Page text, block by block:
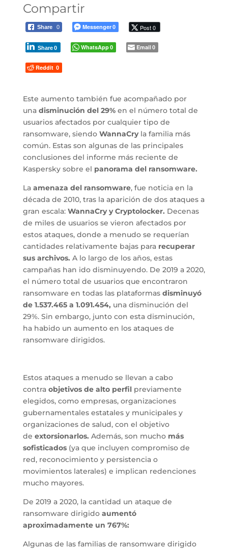
Compartir
Share 0 Messenger0 Post 0
Share0 WhatsApp0 Email0
Reddit 0
Este aumento también fue acompañado por
una disminución del 29%en el número total de
usuarios afectados por cualquier tipo de
ransomware, siendo WannaCryla familia más
común. Estas son algunas de las principales
conclusiones del informe más reciente de
Kaspersky sobre el panorama del ransomware.
Laamenaza del ransomware, fue noticia en la
década de 2010, tras la aparición de dos ataques a
gran escala: WannaCry y Cryptolocker. Decenas
de miles de usuarios se vieron afectados por
estos ataques, donde a menudo se requerían
cantidades relativamente bajas para recuperar
sus archivos. A lo largo de los años, estas
campañas han ido disminuyendo. De 2019 a 2020,
el número total de usuarios que encontraron
ransomware en todas las plataformas disminuyó
de 1.537.465 a 1.091.454, una disminución del
29%. Sin embargo, junto con esta disminución,
ha habido un aumento en los ataques de
ransomware dirigidos.
Estos ataques a menudo se llevan a cabo
contra objetivos de alto perfilpreviamente
elegidos, como empresas, organizaciones
gubernamentales estatales y municipales y
organizaciones de salud, con el objetivo
de extorsionarlos. Además, son mucho más
sofisticados(ya que incluyen compromiso de
red, reconocimiento y persistencia o
movimientos laterales) e implican redenciones
mucho mayores.
De 2019 a 2020, la cantidad un ataque de
ransomware dirigido aumentó
aproximadamente un 767%:
Algunas de las familias de ransomware dirigido